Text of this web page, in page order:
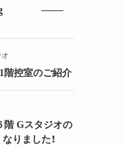
階控室のご紹介
階 Gスタジオの
りました！